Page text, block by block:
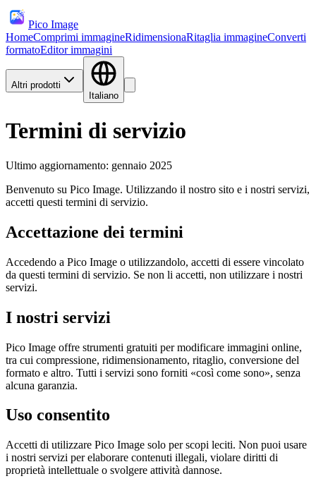
Pico Image
HomeComprimi immagineRidimensionaRitaglia immagineConverti
formatoEditor immagini
Altri prodotti
Italiano
Termini di servizio
Ultimo aggiornamento: gennaio 2025
Benvenuto su Pico Image. Utilizzando il nostro sito e i nostri servizi,
accetti questi termini di servizio.
Accettazione dei termini
Accedendo a Pico Image o utilizzandolo, accetti di essere vincolato
da questi termini di servizio. Se non li accetti, non utilizzare i nostri
servizi.
I nostri servizi
Pico Image offre strumenti gratuiti per modificare immagini online,
tra cui compressione, ridimensionamento, ritaglio, conversione del
formato e altro. Tutti i servizi sono forniti «così come sono», senza
alcuna garanzia.
Uso consentito
Accetti di utilizzare Pico Image solo per scopi leciti. Non puoi usare
i nostri servizi per elaborare contenuti illegali, violare diritti di
proprietà intellettuale o svolgere attività dannose.